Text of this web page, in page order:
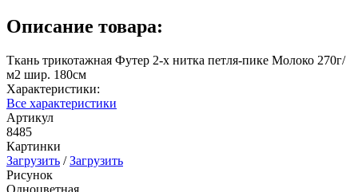
Описание товара:
Ткань трикотажная Футер 2-х нитка петля-пике Молоко 270г/
м2 шир. 180см
Характеристики:
Все характеристики
Артикул
8485
Картинки
Загрузить /Загрузить
Рисунок
Одноцветная